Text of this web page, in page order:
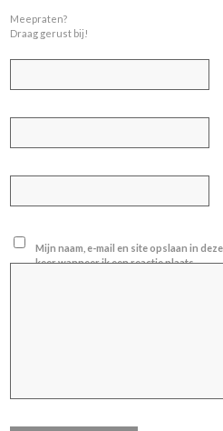
Meepraten?
Draag gerust bij!
Mijn naam, e-mail en site opslaan in
keer wanneer ik een reactie plaats.